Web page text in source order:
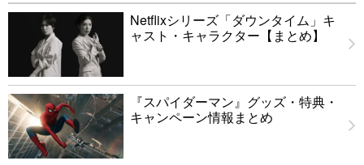
Netflixシリーズ「ダウンタイム」キ
ャスト・キャラクター【まとめ】
『スパイダーマン』グッズ・特典・
キャンペーン情報まとめ